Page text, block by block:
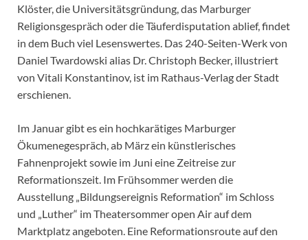
Klöster, die Universitätsgründung, das Marburger
Religionsgespräch oder die Täuferdisputation ablief, findet
in dem Buch viel Lesenswertes. Das 240-Seiten-Werk von
Daniel Twardowski alias Dr. Christoph Becker, illustriert
von Vitali Konstantinov, ist im Rathaus-Verlag der Stadt
erschienen.
Im Januar gibt es ein hochkarätiges Marburger
Ökumenegespräch, ab März ein künstlerisches
Fahnenprojekt sowie im Juni eine Zeitreise zur
Reformationszeit. Im Frühsommer werden die
Ausstellung „Bildungsereignis Reformation“ im Schloss
und „Luther“ im Theatersommer open Air auf dem
Marktplatz angeboten. Eine Reformationsroute auf den